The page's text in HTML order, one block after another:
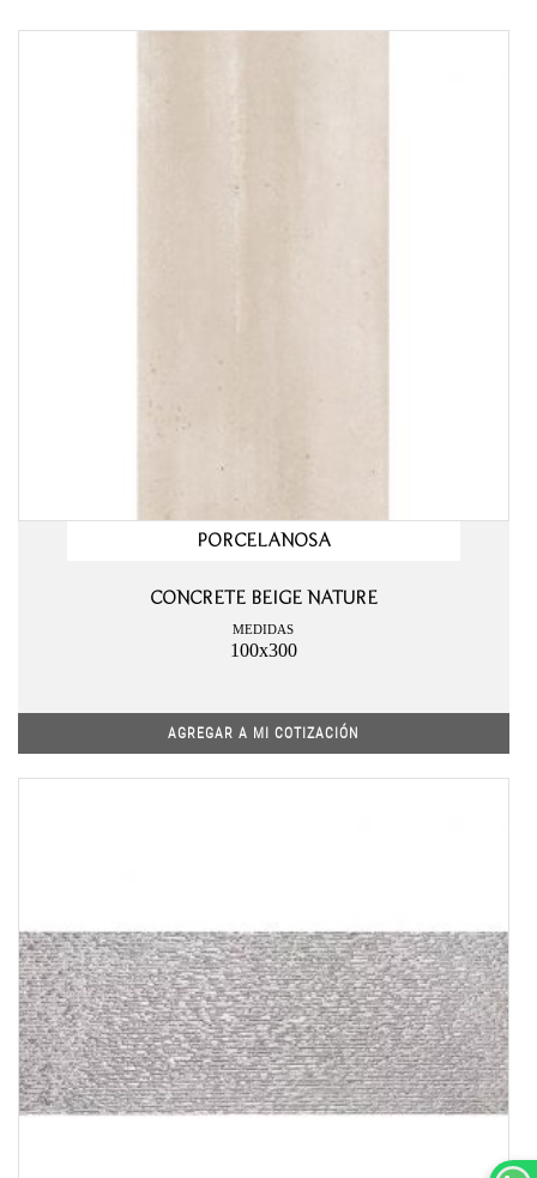
PORCELANOSA
CONCRETE BEIGE NATURE
MEDIDAS
100x300
AGREGAR A MI COTIZACIÓN